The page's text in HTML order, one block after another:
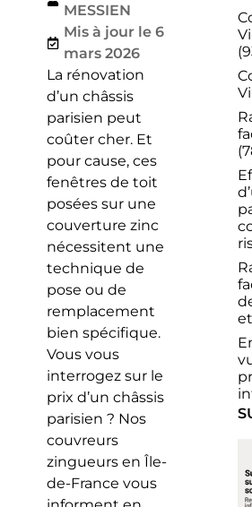
MESSIEN
Mis à jour le 6
mars 2026
La rénovation
d’un châssis
parisien peut
coûter cher. Et
pour cause, ces
fenêtres de toit
posées sur une
couverture zinc
nécessitent une
technique de
pose ou de
remplacement
bien spécifique.
Vous vous
interrogez sur le
prix d’un châssis
parisien ? Nos
couvreurs
zingueurs en Île-
de-France vous